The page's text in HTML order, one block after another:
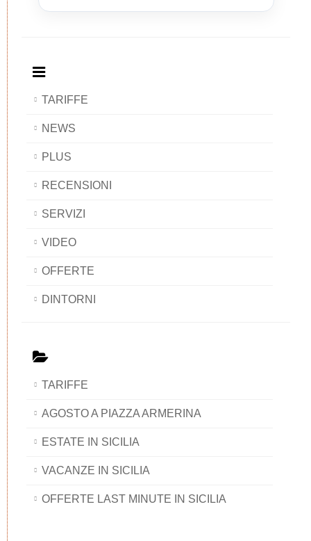
TARIFFE
NEWS
PLUS
RECENSIONI
SERVIZI
VIDEO
OFFERTE
DINTORNI
TARIFFE
AGOSTO A PIAZZA ARMERINA
ESTATE IN SICILIA
VACANZE IN SICILIA
OFFERTE LAST MINUTE IN SICILIA